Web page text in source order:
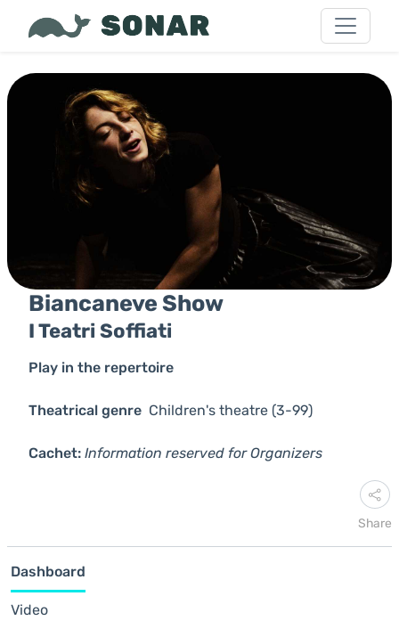
Biancaneve Show
I Teatri Soffiati
Play in the repertoire
Theatrical genre Children's theatre (3-99)
Cachet: Information reserved for Organizers
Share
Dashboard
Video